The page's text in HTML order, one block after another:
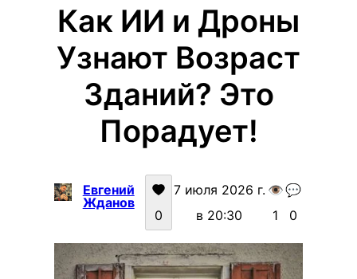
Как ИИ и Дроны
Узнают Возраст
Зданий? Это
Порадует!
Евгений
Жданов
0
7 июля 2026 г.
в 20:30
👁️
1
💬
0